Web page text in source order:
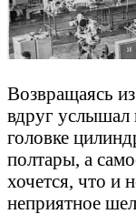
Возвращаясь
вдруг услышал
головке
полтары, а
хочется, что и
неприятное